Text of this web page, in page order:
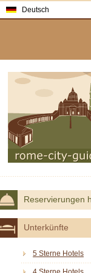
Reservierungen
Unterkünfte
5 Sterne Hotels
Deutsch